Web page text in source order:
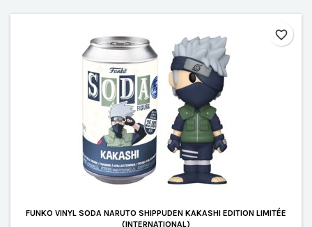
FUNKO VINYL SODA NARUTO SHIPPUDEN KAKASHI EDITION LIMITÉE
(INTERNATIONAL)
favorite_border